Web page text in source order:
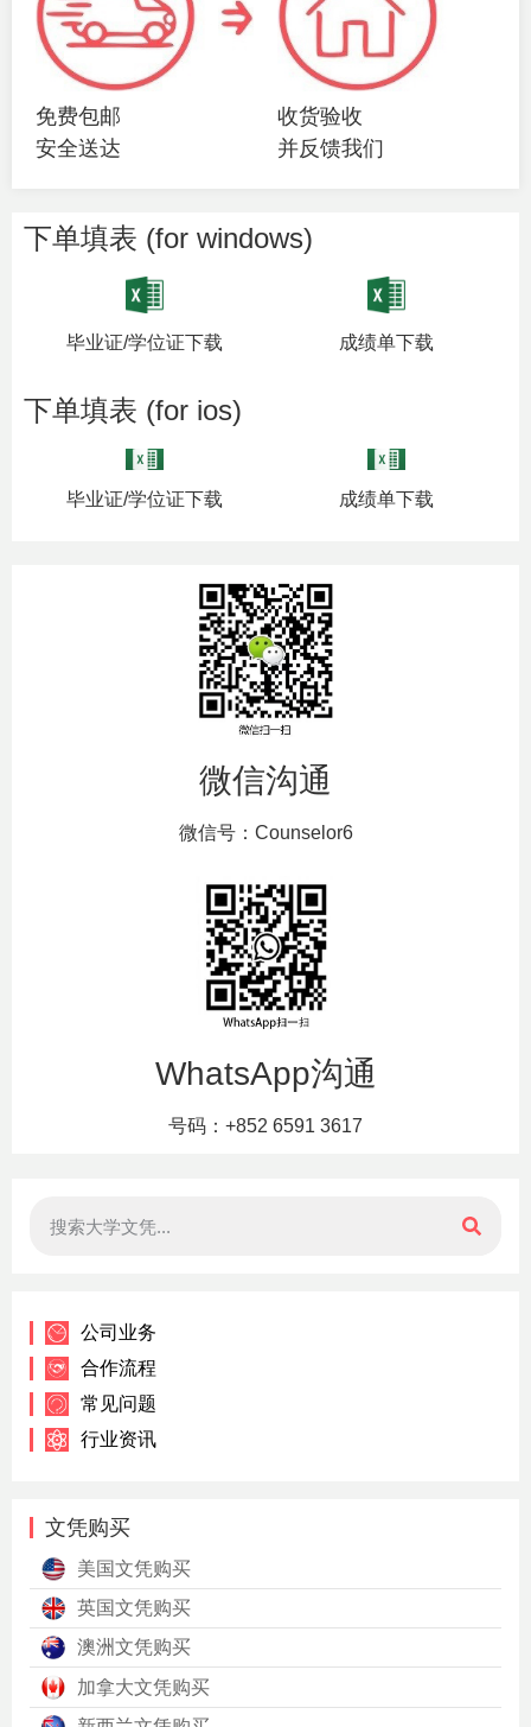
免费包邮
安全送达
收货验收
并反馈我们
下单填表 (for windows)
毕业证/学位证下载 成绩单下载
下单填表 (for ios)
毕业证/学位证下载 成绩单下载
微信沟通
微信号：Counselor6
WhatsApp沟通
号码：+852 6591 3617
公司业务
合作流程
常见问题
行业资讯
文凭购买
美国文凭购买
英国文凭购买
澳洲文凭购买
加拿大文凭购买